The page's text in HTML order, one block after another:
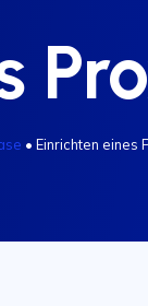
• Einrichten eines